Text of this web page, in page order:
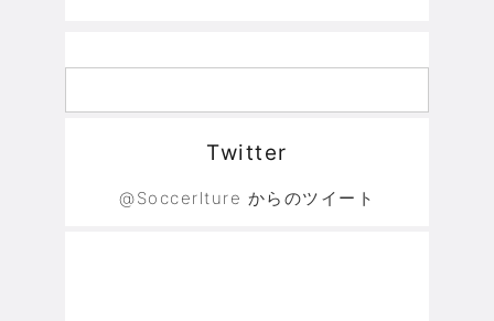
Twitter
@Soccerlture からのツイート